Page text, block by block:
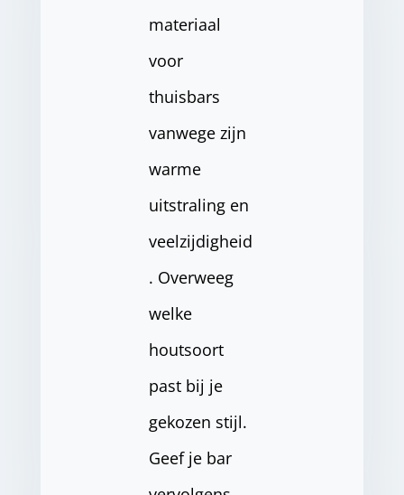
materiaal
voor
thuisbars
vanwege zijn
warme
uitstraling en
veelzijdigheid
. Overweeg
welke
houtsoort
past bij je
gekozen stijl.
Geef je bar